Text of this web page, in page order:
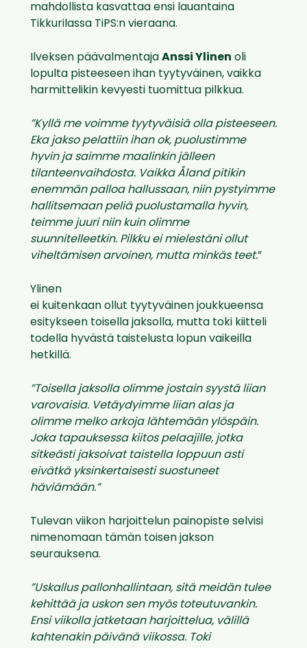
mahdollista kasvattaa ensi lauantaina
Tikkurilassa TiPS:n vieraana.
Ilveksen päävalmentaja Anssi Ylinen oli
lopulta pisteeseen ihan tyytyväinen, vaikka
harmittelikin kevyesti tuomittua pilkkua.
”Kyllä me voimme tyytyväisiä olla pisteeseen.
Eka jakso pelattiin ihan ok, puolustimme
hyvin ja saimme maalinkin jälleen
tilanteenvaihdosta. VaikkaÅlandpitikin
enemmän palloa hallussaan, niin pystyimme
hallitsemaan peliä puolustamalla hyvin,
teimme juuri niin kuin olimme
suunnitelleetkin. Pilkku ei mielestäni ollut
viheltämisen arvoinen, mutta minkästeet.”
Ylinen
ei kuitenkaan ollut tyytyväinen joukkueensa
esitykseen toisella jaksolla, mutta toki kiitteli
todella hyvästä taistelusta lopun vaikeilla
hetkillä.
”Toisella jaksolla olimme jostain syystä liian
varovaisia. Vetäydyimme liian alas ja
olimme melko arkoja lähtemään ylöspäin.
Joka tapauksessa kiitos pelaajille, jotka
sitkeästi jaksoivat taistella loppuun asti
eivätkä yksinkertaisesti suostuneet
häviämään.”
Tulevan viikon harjoittelun painopiste selvisi
nimenomaan tämän toisen jakson
seurauksena.
”Uskallus pallonhallintaan, sitä meidän tulee
kehittää ja uskon sen myös toteutuvankin.
Ensi viikolla jatketaan harjoittelua, välillä
kahtenakin päivänä viikossa. Toki